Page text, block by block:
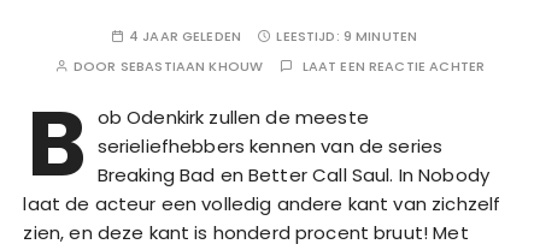
4 JAAR GELEDEN LEESTIJD: 9 MINUTEN
DOOR SEBASTIAAN KHOUW LAAT EEN REACTIE ACHTER
B ob Odenkirk zullen de meeste
serieliefhebbers kennen van de series
Breaking Bad en Better Call Saul. In Nobody
laat de acteur een volledig andere kant van zichzelf
zien, en deze kant is honderd procent bruut! Met